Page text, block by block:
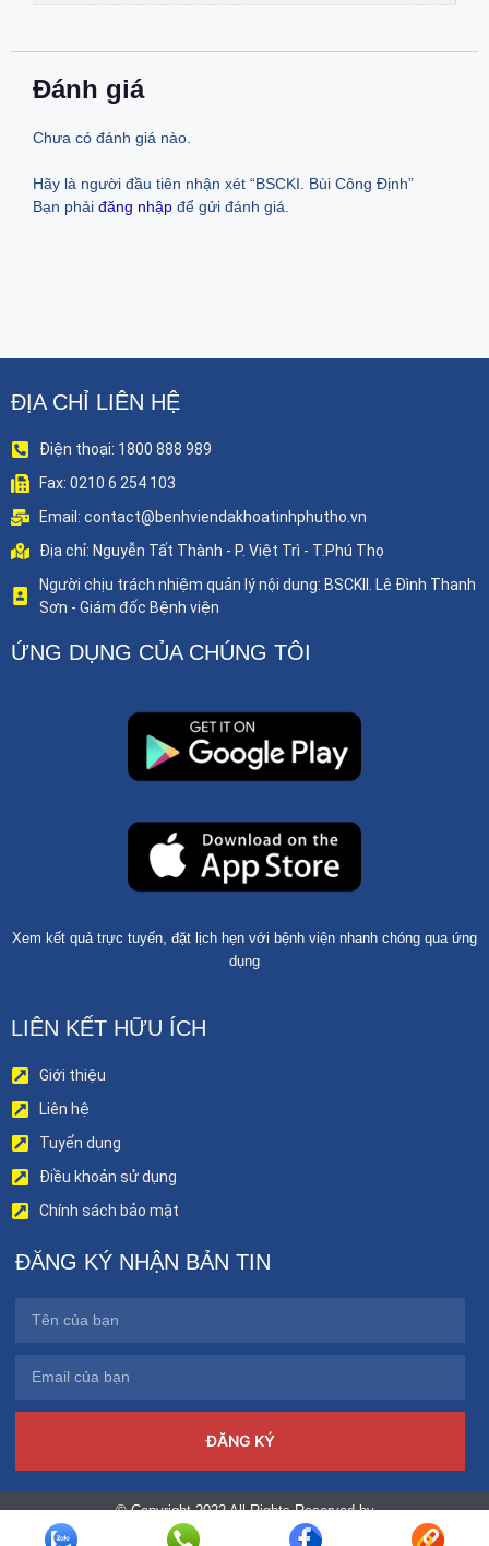
Đánh giá
Chưa có đánh giá nào.
Hãy là người đầu tiên nhận xét “BSCKI. Bùi Công Định”
Bạn phải đăng nhập để gửi đánh giá.
ĐỊA CHỈ LIÊN HỆ
Điện thoại: 1800 888 989
Fax: 0210 6 254 103
Email: contact@benhviendakhoatinhphutho.vn
Địa chỉ: Nguyễn Tất Thành - P. Việt Trì - T.Phú Thọ
Người chịu trách nhiệm quản lý nội dung: BSCKII. Lê Đình Thanh
Sơn - Giám đốc Bệnh viện
ỨNG DỤNG CỦA CHÚNG TÔI
Xem kết quả trực tuyến, đặt lịch hẹn với bệnh viện nhanh chóng qua ứng
dụng
LIÊN KẾT HỮU ÍCH
Giới thiệu
Liên hệ
Tuyển dụng
Điều khoản sử dụng
Chính sách bảo mật
ĐĂNG KÝ NHẬN BẢN TIN
ĐĂNG KÝ
© Copyright 2022 All Rights Reserved by
benhviendakhoatinhphutho.vn